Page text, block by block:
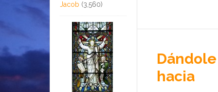
hacia
Jacob (3,560)